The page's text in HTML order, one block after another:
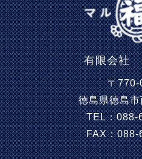
有限会社
〒770-
徳島県徳島
TEL：088-
FAX：088-